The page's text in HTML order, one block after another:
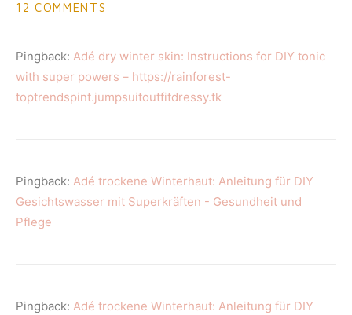
12 COMMENTS
Pingback: Adé dry winter skin: Instructions for DIY tonic
with super powers – https://rainforest-
toptrendspint.jumpsuitoutfitdressy.tk
Pingback: Adé trockene Winterhaut: Anleitung für DIY
Gesichtswasser mit Superkräften - Gesundheit und
Pflege
Pingback: Adé trockene Winterhaut: Anleitung für DIY